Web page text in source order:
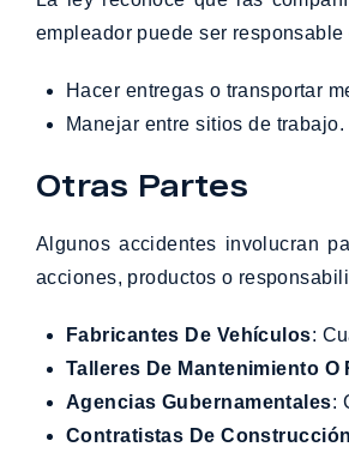
empleador puede ser
Hacer entregas o transportar
Manejar entre sitios de trabajo.
Otras Partes
Algunos accidentes involucran
acciones, productos o
Fabricantes De Vehículos:
Talleres De Mantenimiento O
Agencias Gubernamentales:
Contratistas De Construcción